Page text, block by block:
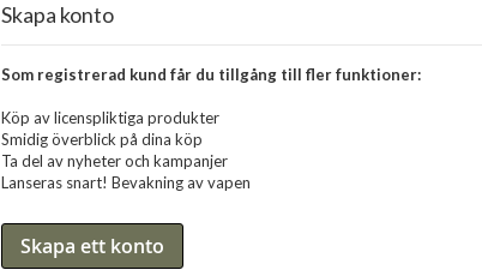
Skapa konto
Som registrerad kund får du tillgång till fler funktioner:
Köp av licenspliktiga produkter
Smidig överblick på dina köp
Ta del av nyheter och kampanjer
Lanseras snart! Bevakning av vapen
Skapa ett konto